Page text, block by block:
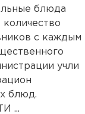
блюда
количество
с каждым
учли
блюд.
...